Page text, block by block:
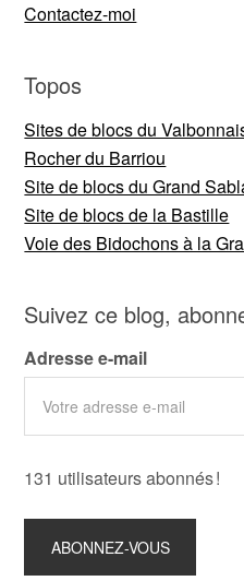
Contactez-moi
Topos
Sites de blocs du
Rocher du Barriou
Site de blocs du Grand
Site de blocs de la Bastille
Voie des Bidochons à la
Suivez ce blog,
Adresse e-mail
131 utilisateurs abonnés !